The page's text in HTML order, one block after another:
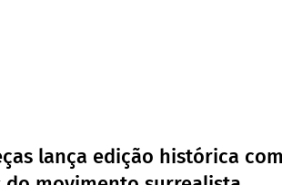
lança edição histórica